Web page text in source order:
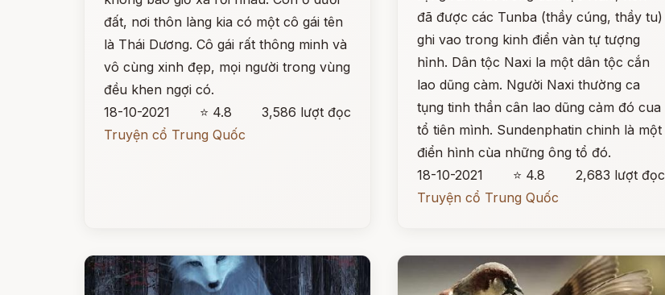
đất, nơi thôn làng kia có một cô gái tên
là Thái Dương. Cô gái rất thông minh và
vô cùng xinh đẹp, mọi người trong vùng
đều khen ngợi có.
18-10-2021
⭐ 4.8
3,586 lượt đọc
Truyện cổ Trung Quốc
đã được các Tunba (thầy cúng, thầy tu)
ghi vao trong kinh điển vàn tự tượng
hỉnh. Dân tộc Naxi la một dân tộc cắn
lao dũng càm. Người Naxi thường ca
tụng tinh thần cân lao dũng cảm đó cua
tổ tiên mình. Sundenphatin chinh là một
điển hình cùa những ông tổ đó.
18-10-2021
⭐ 4.8
2,683 lượt đọc
Truyện cổ Trung Quốc